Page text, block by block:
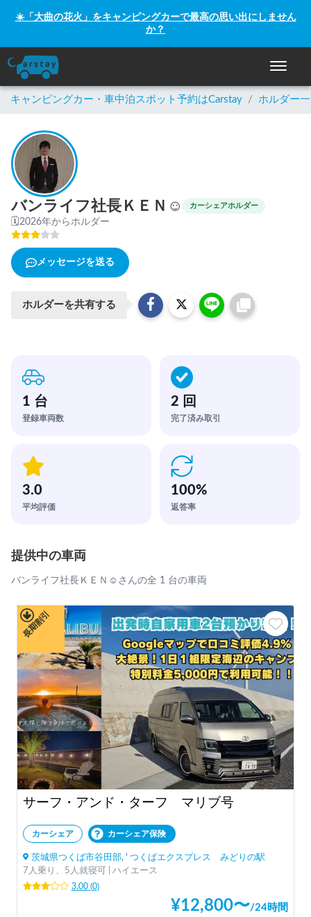
☀️「大曲の花火」をキャンピングカーで最高の思い出にしません
か？
ナビゲ
キャンピングカー・車中泊スポット予約はCarstay / ホルダー
バンライフ社長ＫＥＮ☺ カーシェアホルダー
🗓2026年からホルダー
メッセージを送る
ホルダーを共有する
1 台
登録車両数
2 回
完了済み取引
3.0
平均評価
100%
返答率
提供中の車両
バンライフ社長ＫＥＮ☺さんの全 1 台の車両
長期割引
サーフ・アンド・ターフ マリブ号
カーシェア カーシェア保険
茨城県つくば市谷田部, ' つくばエクスプレス みどりの駅
7人乗り、5人就寝可 | ハイエース
3.00(0)
¥12,800〜/24時間